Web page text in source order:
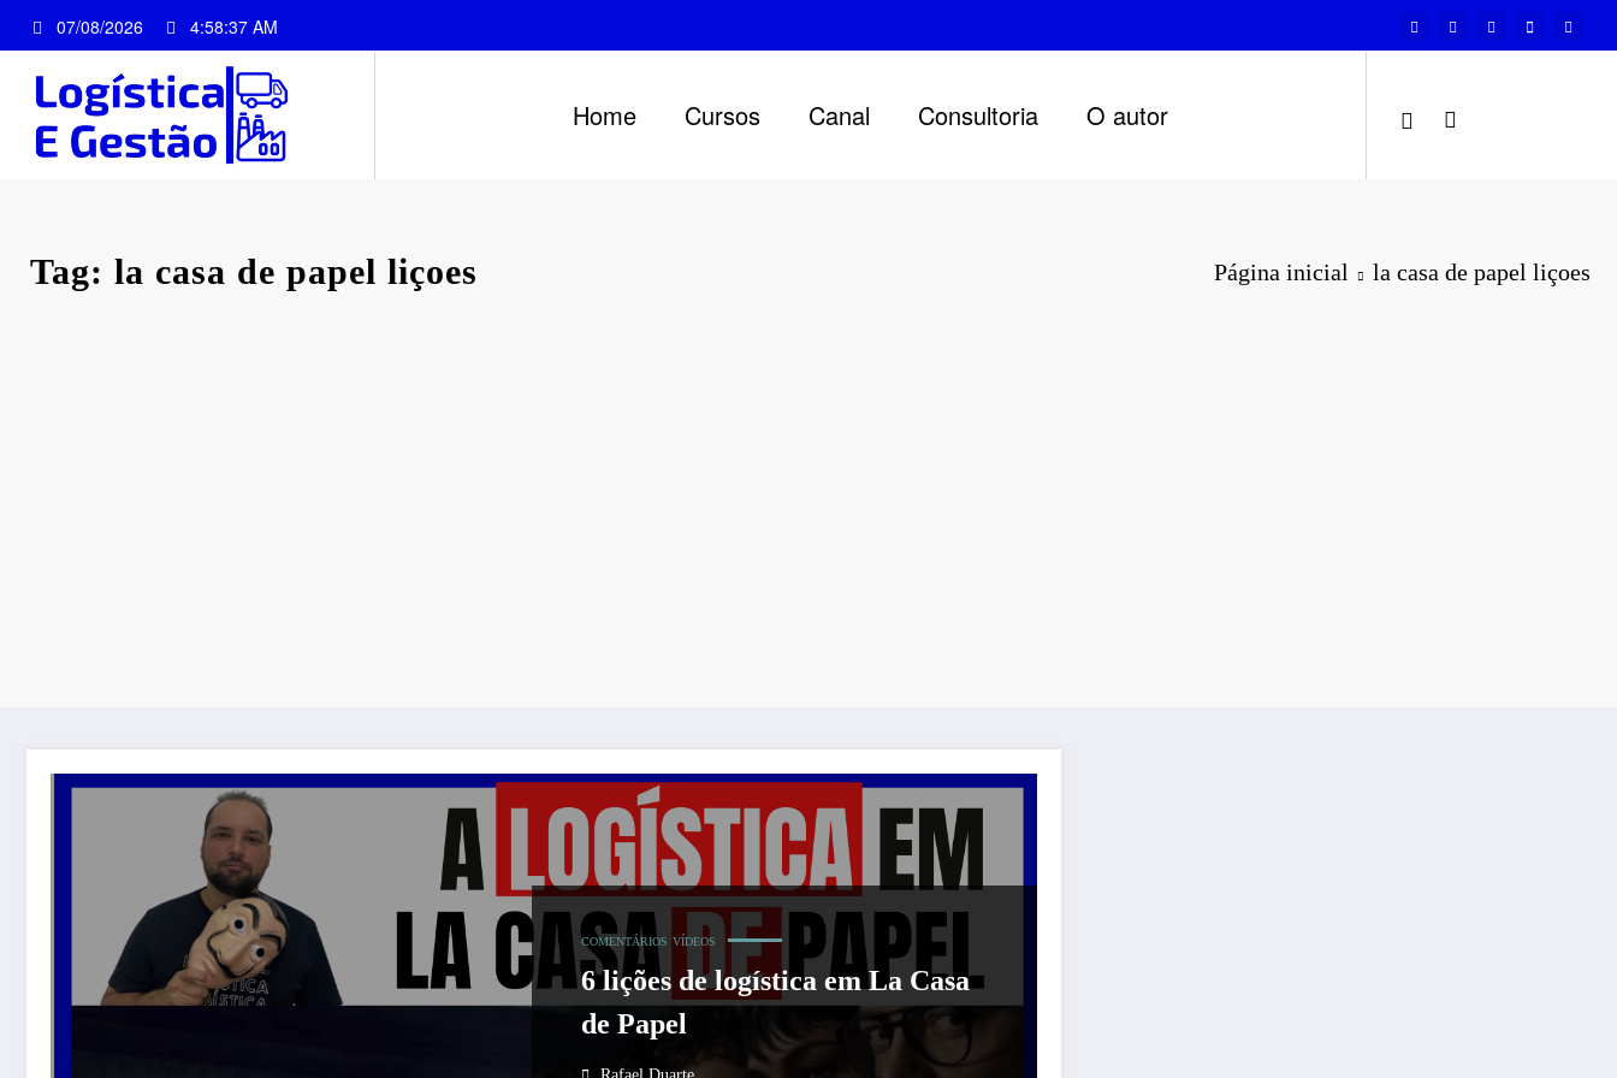
para
conteúdo
07/08/2026 4:58:37 AM
Home Cursos Canal Consultoria O autor
Tag: la casa de papel liçoes Página inicial la casa de papel liçoes
COMENTÁRIOS VÍDEOS
6 lições de logística em La Casa
de Papel